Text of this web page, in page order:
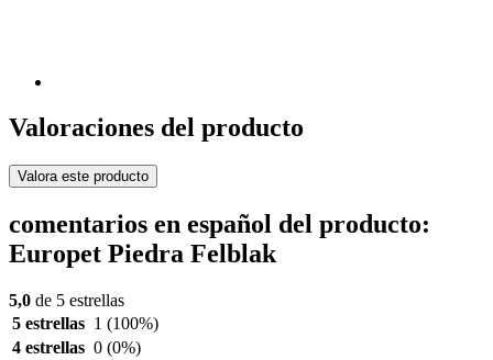
Valoraciones del producto
Valora este producto
comentarios en español del producto:
Europet Piedra Felblak
5,0 de 5 estrellas
5 estrellas 1 (100%)
4 estrellas 0 (0%)